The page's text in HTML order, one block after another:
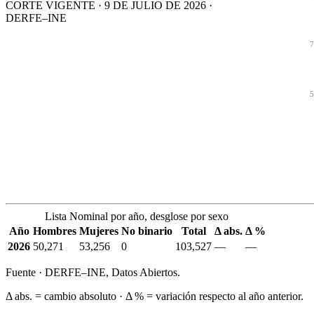
CORTE VIGENTE · 9 DE JULIO DE 2026 ·
DERFE–INE
Lista Nominal por año, desglose por sexo
Año Hombres Mujeres No binario Total Δ abs. Δ %
2026 50,271 53,256 0 103,527 — —
Fuente · DERFE–INE, Datos Abiertos.
Δ abs. = cambio absoluto · Δ % = variación respecto al año anterior.